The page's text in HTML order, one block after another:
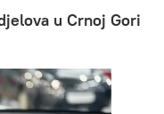
u Crnoj Gori